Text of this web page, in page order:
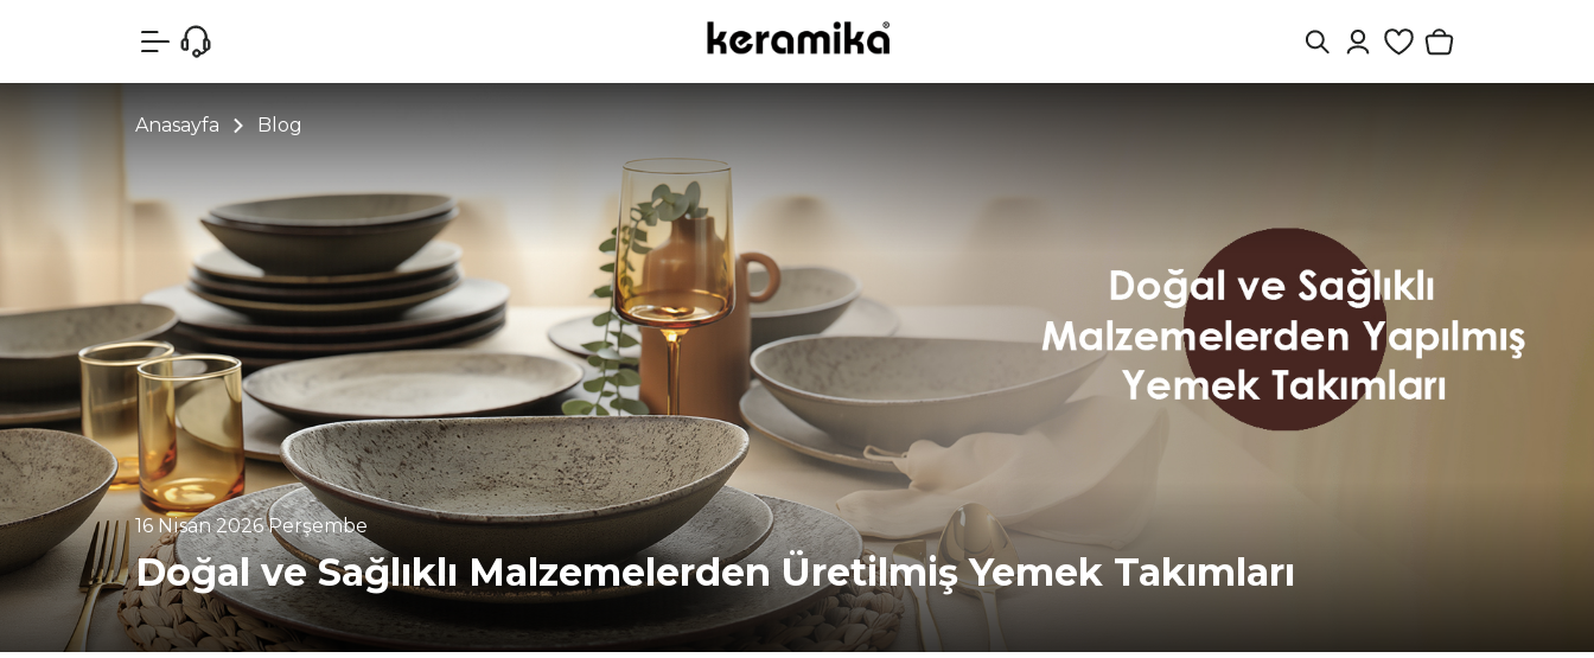
Anasayfa Blog
16 Nisan 2026 Perşembe
Doğal ve Sağlıklı Malzemelerden Üretilmiş Yemek Takımları